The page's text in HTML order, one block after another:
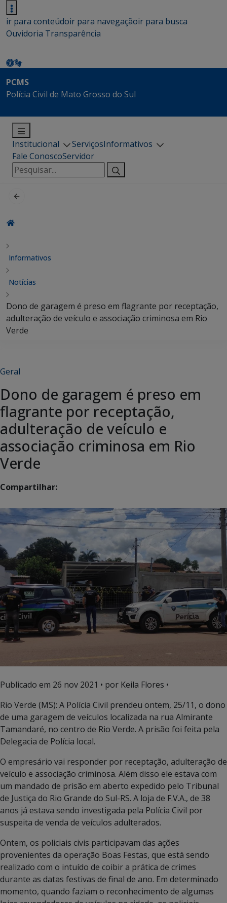
ir para conteúdoir para navegaçãoir para busca
Ouvidoria Transparência
PCMS
Polícia Civil de Mato Grosso do Sul
Institucional ServiçosInformativos
Fale ConoscoServidor
Pesquisar
por:
Informativos
Notícias
Dono de garagem é preso em flagrante por receptação,
adulteração de veículo e associação criminosa em Rio
Verde
Geral
Dono de garagem é preso em
flagrante por receptação,
adulteração de veículo e
associação criminosa em Rio
Verde
Compartilhar:
Publicado em 26 nov 2021 • por Keila Flores •
Rio Verde (MS): A Polícia Civil prendeu ontem, 25/11, o dono
de uma garagem de veículos localizada na rua Almirante
Tamandaré, no centro de Rio Verde. A prisão foi feita pela
Delegacia de Polícia local.
O empresário vai responder por receptação, adulteração de
veículo e associação criminosa. Além disso ele estava com
um mandado de prisão em aberto expedido pelo Tribunal
de Justiça do Rio Grande do Sul-RS. A loja de F.V.A., de 38
anos já estava sendo investigada pela Polícia Civil por
suspeita de venda de veículos adulterados.
Ontem, os policiais civis participavam das ações
provenientes da operação Boas Festas, que está sendo
realizado com o intuído de coibir a prática de crimes
durante as datas festivas de final de ano. Em determinado
momento, quando faziam o reconhecimento de algumas